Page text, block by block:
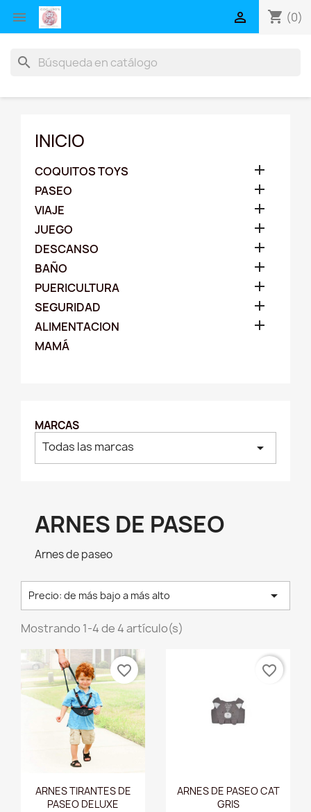
 shopping_cart (0)

search
INICIO
COQUITOS TOYS 
PASEO 
VIAJE 
JUEGO 
DESCANSO 
BAÑO 
PUERICULTURA 
SEGURIDAD 
ALIMENTACION 
MAMÁ
MARCAS
Todas las marcas arrow_drop_down
ARNES DE PASEO
Arnes de paseo
Precio: de más bajo a más alto 
Mostrando 1-4 de 4 artículo(s)
Vista rápida
ARNES TIRANTES DE
PASEO DELUXE
favorite_border
Vista rápida
ARNES DE PASEO CAT
GRIS
favorite_border